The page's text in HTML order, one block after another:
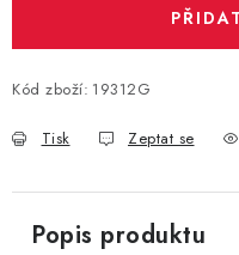
Kód zboží: 19312G
Tisk Zeptat se
Popis produktu